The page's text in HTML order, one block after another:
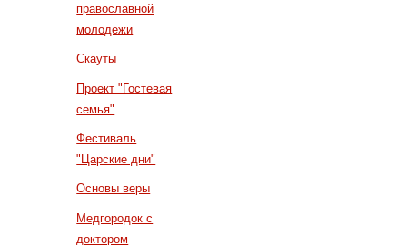
православной
молодежи
Скауты
Проект "Гостевая
семья"
Фестиваль
"Царские дни"
Основы веры
Медгородок с
доктором